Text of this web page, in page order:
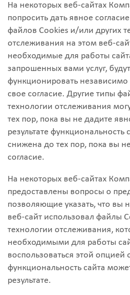
На некоторых веб-сайтах
попросить дать явное
файлов Cookies и/или других
отслеживания на этом веб-
необходимые для работы
запрошенных вами услуг,
функционировать независимо
свое согласие. Другие типы
технологии отслеживания
тех пор, пока вы не дадите
результате функциональность
снижена до тех пор, пока вы
согласие.
На некоторых веб-сайтах
предоставлены вопросы о
позволяющие указать, что вы
веб-сайт использовал файлы
технологии отслеживания,
необходимыми для работы
воспользоваться этой опцией
функциональность сайта
результате.